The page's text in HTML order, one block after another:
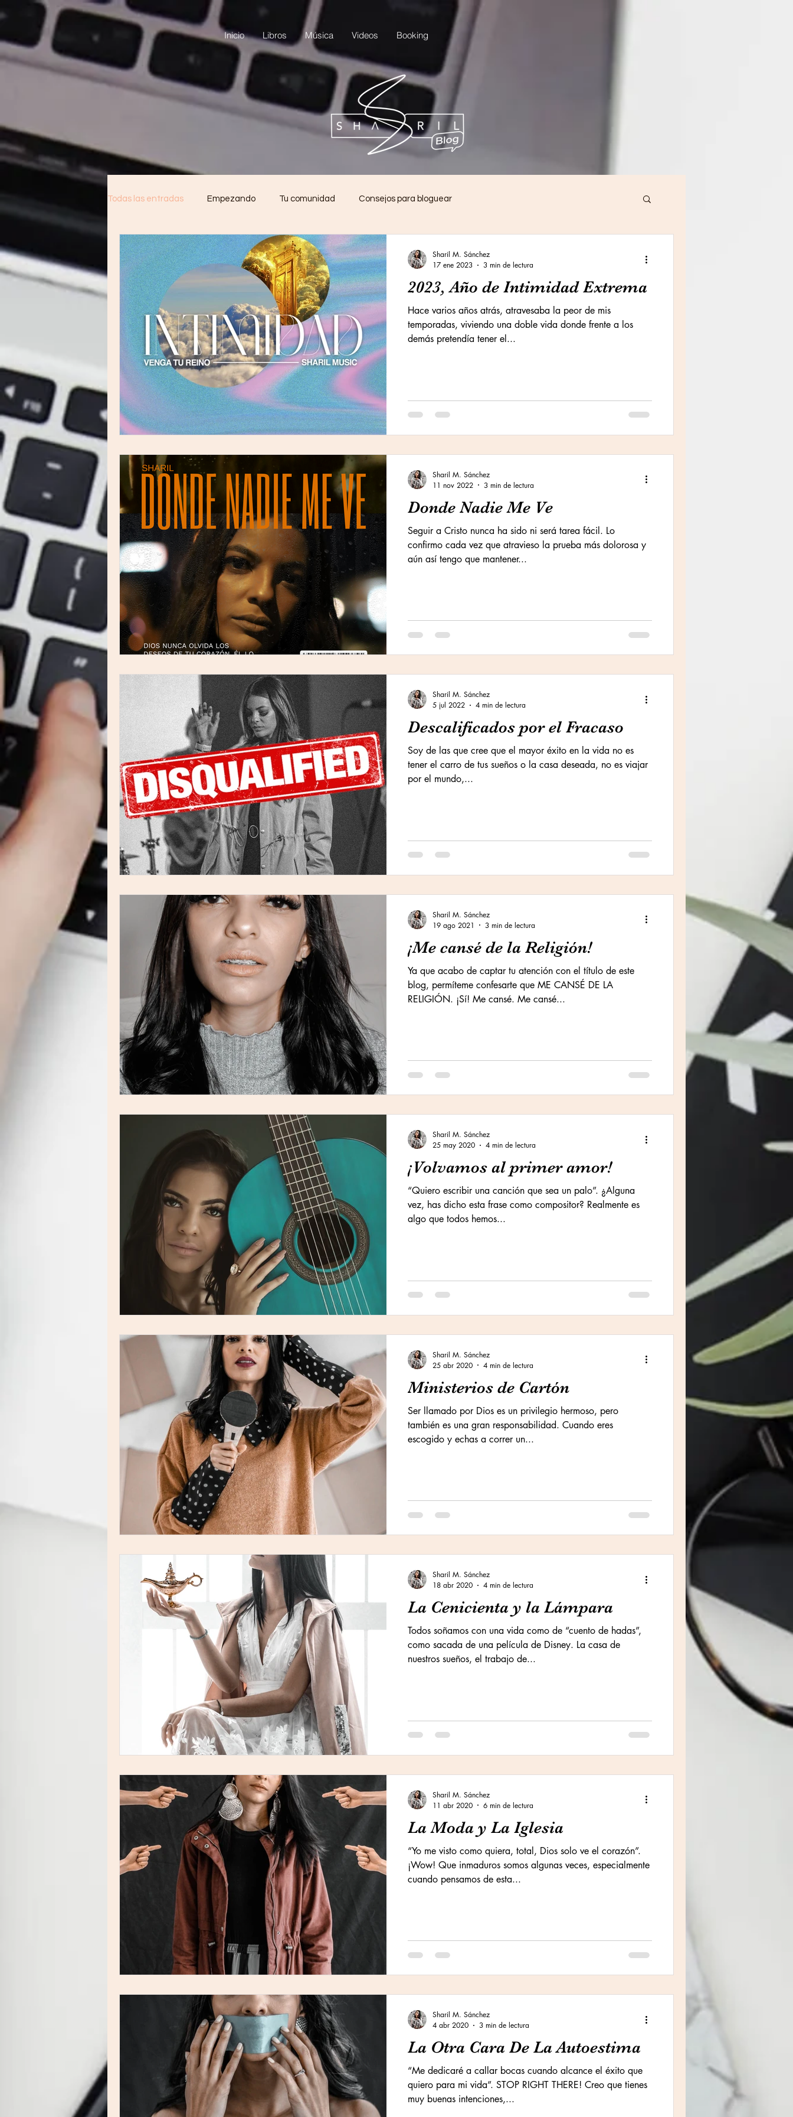
Inicio Libros Música Videos Booking
Todas las entradas Empezando Tu comunidad Consejos para bloguear
2023, Año de Intimidad Extrema
Hace varios años atrás, atravesaba la peor de mis
temporadas, viviendo una doble vida donde frente a los
demás pretendía tener el...
Sharil M. Sánchez
17 ene 2023
3 min de lectura
Donde Nadie Me Ve
Seguir a Cristo nunca ha sido ni será tarea fácil. Lo
confirmo cada vez que atravieso la prueba más dolorosa y
aún así tengo que mantener...
Sharil M. Sánchez
11 nov 2022
3 min de lectura
Descalificados por el Fracaso
Soy de las que cree que el mayor éxito en la vida no es
tener el carro de tus sueños o la casa deseada, no es viajar
por el mundo,...
Sharil M. Sánchez
5 jul 2022
4 min de lectura
¡Me cansé de la Religión!
Ya que acabo de captar tu atención con el título de este
blog, permíteme confesarte que ME CANSÉ DE LA
RELIGIÓN. ¡Sí! Me cansé. Me cansé...
Sharil M. Sánchez
19 ago 2021
3 min de lectura
¡Volvamos al primer amor!
“Quiero escribir una canción que sea un palo”. ¿Alguna
vez, has dicho esta frase como compositor? Realmente es
algo que todos hemos...
Sharil M. Sánchez
25 may 2020
4 min de lectura
Ministerios de Cartón
Ser llamado por Dios es un privilegio hermoso, pero
también es una gran responsabilidad. Cuando eres
escogido y echas a correr un...
Sharil M. Sánchez
25 abr 2020
4 min de lectura
La Cenicienta y la Lámpara
Todos soñamos con una vida como de “cuento de hadas”,
como sacada de una película de Disney. La casa de
nuestros sueños, el trabajo de...
Sharil M. Sánchez
18 abr 2020
4 min de lectura
La Moda y La Iglesia
“Yo me visto como quiera, total, Dios solo ve el corazón”.
¡Wow! Que inmaduros somos algunas veces, especialmente
cuando pensamos de esta...
Sharil M. Sánchez
11 abr 2020
6 min de lectura
La Otra Cara De La Autoestima
“Me dedicaré a callar bocas cuando alcance el éxito que
quiero para mi vida”. STOP RIGHT THERE! Creo que tienes
muy buenas intenciones,...
Sharil M. Sánchez
4 abr 2020
3 min de lectura